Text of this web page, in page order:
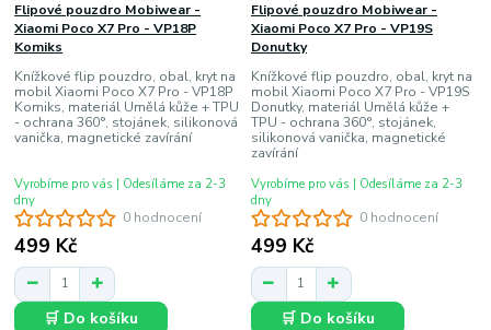
0 hodnocení
Flipové pouzdro Mobiwear -
Xiaomi Poco X7 Pro - VP18P
Komiks
Knížkové flip pouzdro, obal, kryt na
mobil Xiaomi Poco X7 Pro - VP18P
Komiks, materiál Umělá kůže + TPU
- ochrana 360°, stojánek, silikonová
vanička, magnetické zavírání
499 Kč
Vyrobíme pro vás | Odesíláme za 2-3
dny
🛒 Do košíku
0 hodnocení
Flipové pouzdro Mobiwear -
Xiaomi Poco X7 Pro - VP19S
Donutky
Knížkové flip pouzdro, obal, kryt na
mobil Xiaomi Poco X7 Pro - VP19S
Donutky, materiál Umělá kůže +
TPU - ochrana 360°, stojánek,
silikonová vanička, magnetické
zavírání
499 Kč
Vyrobíme pro vás | Odesíláme za 2-3
dny
🛒 Do košíku